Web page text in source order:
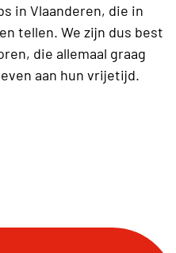
in Vlaanderen, die in
tellen. We zijn dus best
die allemaal graag
aan hun vrijetijd.